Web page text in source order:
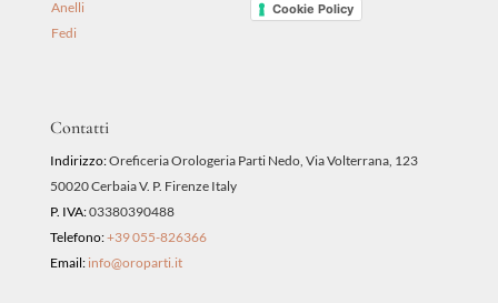
Anelli
Fedi
Cookie Policy
Contatti
Indirizzo:Oreficeria Orologeria Parti Nedo, Via Volterrana, 123
50020 Cerbaia V. P. Firenze Italy
P. IVA:03380390488
Telefono:+39 055-826366
Email: info@oroparti.it